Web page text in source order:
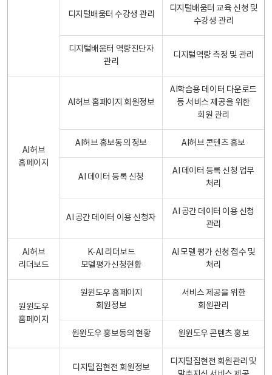
디지털배움터 수강생 관리
디지털배움터 교육 신청 및
수강생 관리
디지털배움터 역량진단자
관리
디지털역량 측정 및 관리
AI허브
홈페이지
AI허브 홈페이지 회원정보
AI학습용 데이터 다운로드
등 서비스 제공을 위한
회원 관리
AI허브 홍보동의 정보 AI허브 콘텐츠 홍보
AI 데이터 등록 신청
AI 데이터 등록 신청 업무
처리
AI 공간 데이터 이용 신청자
AI 공간 데이터 이용 신청
관리
AI허브
리더보드
K-AI 리더보드
모델평가신청현황
AI 모델 평가 신청 접수 및
처리
원윈도우
홈페이지
원윈도우 홈페이지
회원정보
서비스 제공을 위한
회원관리
원윈도우 홍보동의 현황 원윈도우 콘텐츠 홍보
디지털집현전 회원정보
디지털집현전 회원관리 및